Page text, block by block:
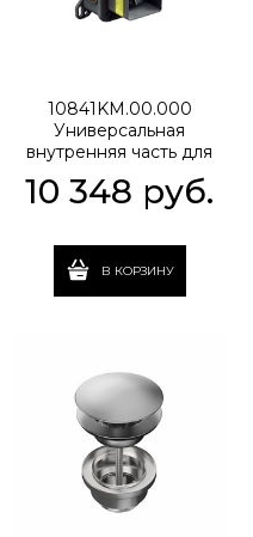
10841KM.00.000
Универсальная
внутренняя часть для
механического смесителя
на один поток для душа
10 348 руб.
В КОРЗИНУ